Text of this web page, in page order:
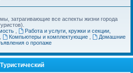
затрагивающие все аспекты жизни города
Работа и услуги, кружки и секции,
Компьютеры и комплектующие
Домашние
о пропаже
Туристический